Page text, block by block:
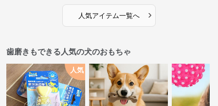
人気アイテム一覧へ ›
歯磨きもできる人気の犬のおもちゃ
人気